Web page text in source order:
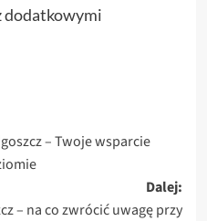
dodatkowymi
– Twoje wsparcie
Dalej:
– na co zwrócić uwagę przy